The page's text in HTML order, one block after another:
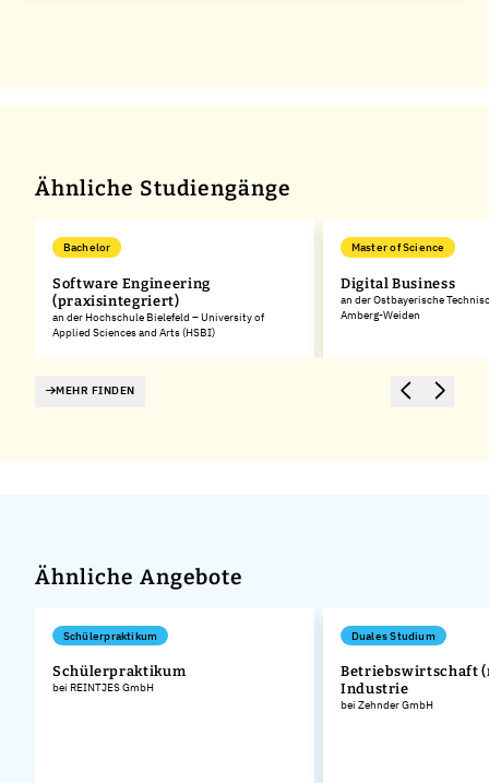
Ähnliche Studiengänge
Bachelor
Software Engineering
(praxisintegriert)
an der Hochschule Bielefeld – University of
Applied Sciences and Arts (HSBI)
Master of Science
Digital Business
an der Ostbayerische
Amberg-Weiden
MEHR FINDEN
Ähnliche Angebote
Schülerpraktikum
Schülerpraktikum
bei REINTJES GmbH
Duales Studium
Betriebswirtschaft
Industrie
bei Zehnder GmbH